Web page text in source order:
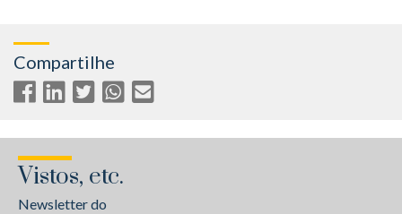
Compartilhe
Vistos, etc.
Newsletter do